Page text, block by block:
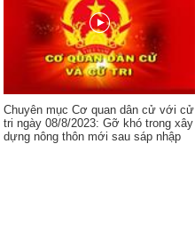
Chuyên mục Cơ quan dân cử với cử
tri ngày 08/8/2023: Gỡ khó trong xây
dựng nông thôn mới sau sáp nhập